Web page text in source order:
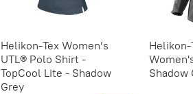
Helikon-Tex Women’s
UTL® Polo Shirt -
TopCool Lite - Shadow
Grey
Helikon-
Shadow